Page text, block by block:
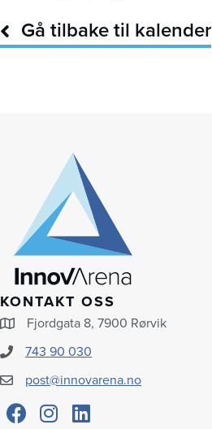
Gå tilbake til kalender
KONTAKT OSS
Fjordgata 8, 7900 Rørvik
743 90 030
post@innovarena.no